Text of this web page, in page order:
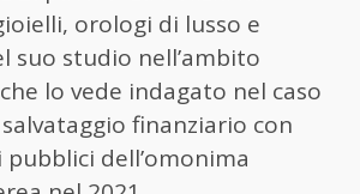
orologi di lusso e
suo studio nell’ambito
lo vede indagato nel caso
finanziario con
dell’omonima